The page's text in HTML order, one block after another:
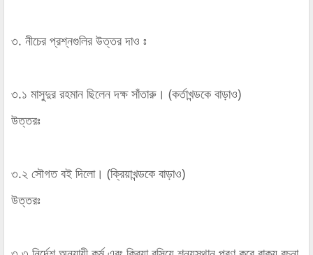
৩. নীচের প্রশ্নগুলির উত্তর দাও ঃ
৩.১ মাসুদুর রহমান ছিলেন দক্ষ সাঁতারু। (কর্তাখন্ডকে বাড়াও)
উত্তরঃ
৩.২ সৌগত বই দিলো। (ক্রিয়াখন্ডকে বাড়াও)
উত্তরঃ